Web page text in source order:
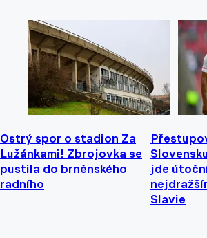
Ostrý spor o stadion Za
Lužánkami! Zbrojovka se
pustila do brněnského
radního
jde
Slavie